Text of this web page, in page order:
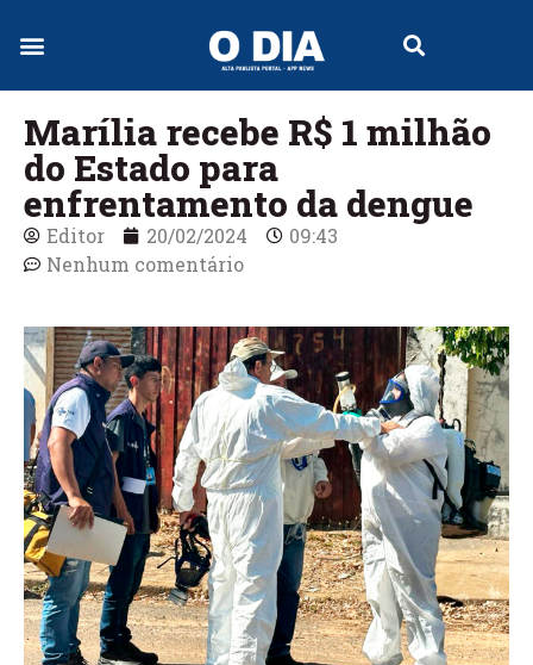
Marília recebe R$ 1 milhão
do Estado para
enfrentamento da dengue
Editor 20/02/2024
09:43
Nenhum comentário